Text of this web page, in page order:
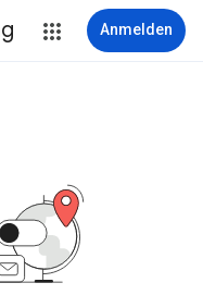
Anmelden